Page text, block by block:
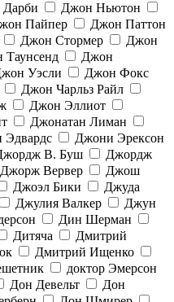
Джон Ньютон
Пайпер
Джон Паттон
Джон Стормер
Джон
Таунсенд
Джон
Уэсли
Джон Фокс
Джон Чарльз Райл
Джон Эллиот
Джонатан Лиман
Эдвардс
Джони Эрексон
В. Буш
Джордж
Джорж Вервер
Джош
Джоэл Бики
Джуда
Джулия Валкер
Джун
Дин Шерман
Дитяча
Дмитрий
Дмитрий Ищенко
доктор Эмерсон
Дон Девельт
Дон